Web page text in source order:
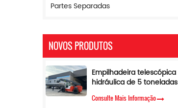
Partes Separadas
NOVOS PRODUTOS
Empilhadeira telescópica
hidráulica de 5 toneladas
altura de elevação de 17
Consulte Mais Informação